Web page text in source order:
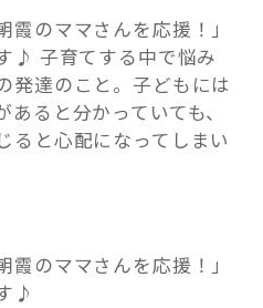
し 住み替え相談
霞のママさんを応援！」
♪ 子育てする中で悩み
発達のこと。子どもには
ると分かっていても、
ると心配になってしまい
霞のママさんを応援！」
♪